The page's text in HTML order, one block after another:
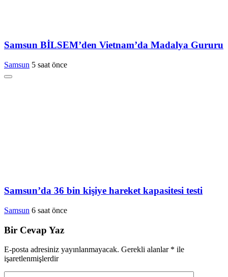
Samsun BİLSEM’den Vietnam’da Madalya Gururu
Samsun 5 saat önce
Samsun’da 36 bin kişiye hareket kapasitesi testi
Samsun 6 saat önce
Bir Cevap Yaz
E-posta adresiniz yayınlanmayacak. Gerekli alanlar * ile
işaretlenmişlerdir